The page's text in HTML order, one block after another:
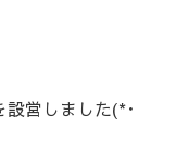
営しました(*･